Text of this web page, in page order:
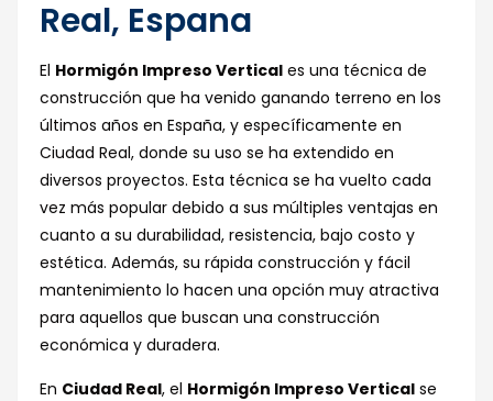
Real, Espana
El Hormigón Impreso Vertical es una técnica de
construcción que ha venido ganando terreno en los
últimos años en España, y específicamente en
Ciudad Real, donde su uso se ha extendido en
diversos proyectos. Esta técnica se ha vuelto cada
vez más popular debido a sus múltiples ventajas en
cuanto a su durabilidad, resistencia, bajo costo y
estética. Además, su rápida construcción y fácil
mantenimiento lo hacen una opción muy atractiva
para aquellos que buscan una construcción
económica y duradera.
En Ciudad Real, el Hormigón Impreso Vertical se